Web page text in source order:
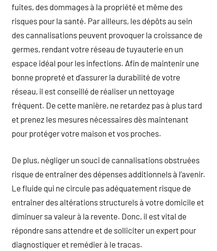
fuites, des dommages à la propriété et même des
risques pour la santé. Par ailleurs, les dépôts au sein
des cannalisations peuvent provoquer la croissance de
germes, rendant votre réseau de tuyauterie en un
espace idéal pour les infections. Afin de maintenir une
bonne propreté et d’assurer la durabilité de votre
réseau, il est conseillé de réaliser un nettoyage
fréquent. De cette manière, ne retardez pas à plus tard
et prenez les mesures nécessaires dès maintenant
pour protéger votre maison et vos proches.
De plus, négliger un souci de cannalisations obstruées
risque de entraîner des dépenses additionnels à l’avenir.
Le fluide qui ne circule pas adéquatement risque de
entraîner des altérations structurels à votre domicile et
diminuer sa valeur à la revente. Donc, il est vital de
répondre sans attendre et de solliciter un expert pour
diagnostiquer et remédier à le tracas.